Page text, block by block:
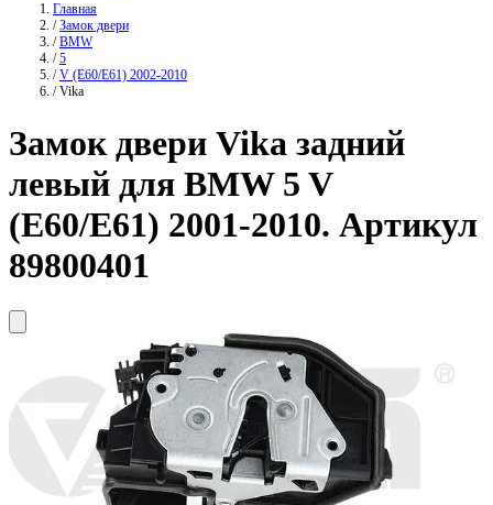
Главная
/ Замок двери
/ BMW
/ 5
/ V (E60/E61) 2002-2010
/ Vika
Замок двери Vika задний
левый для BMW 5 V
(E60/E61) 2001-2010. Артикул
89800401